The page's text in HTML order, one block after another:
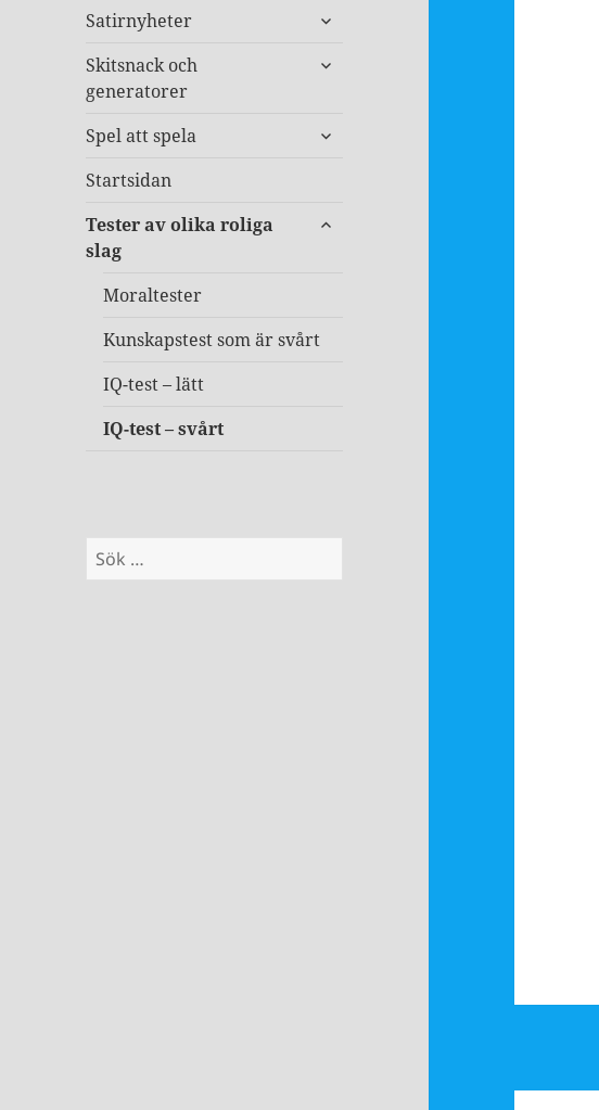
Satirnyheter
expandera
Skitsnack och
generatorer
expandera
Spel att spela
expandera
Startsidan
Tester av olika roliga
slag
expandera
Moraltester
Kunskapstest som är svårt
IQ-test – lätt
IQ-test – svårt
Sök